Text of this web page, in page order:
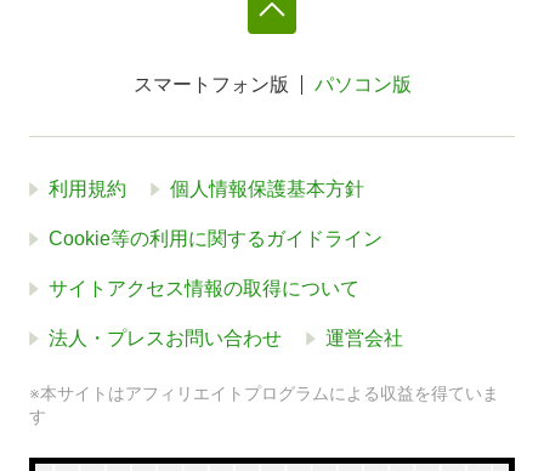
スマートフォン版 パソコン版
利用規約 個人情報保護基本方針
Cookie等の利用に関するガイドライン
サイトアクセス情報の取得について
法人・プレスお問い合わせ 運営会社
※本サイトはアフィリエイトプログラムによる収益を得ていま
す